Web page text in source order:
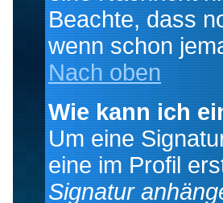
Beachte, dass
wenn schon
Nach oben
Wie kann ich
Um eine
eine im Profil
Signatur